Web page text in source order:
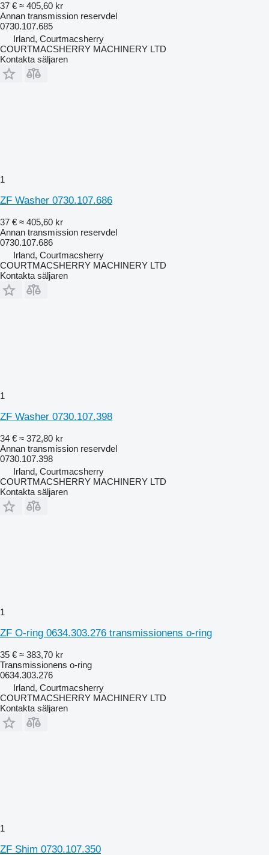
37 € ≈ 405,60 kr
Annan transmission reservdel
0730.107.685
Irland, Courtmacsherry
COURTMACSHERRY MACHINERY LTD
Kontakta säljaren
1
ZF Washer 0730.107.686
37 € ≈ 405,60 kr
Annan transmission reservdel
0730.107.686
Irland, Courtmacsherry
COURTMACSHERRY MACHINERY LTD
Kontakta säljaren
1
ZF Washer 0730.107.398
34 € ≈ 372,80 kr
Annan transmission reservdel
0730.107.398
Irland, Courtmacsherry
COURTMACSHERRY MACHINERY LTD
Kontakta säljaren
1
ZF O-ring 0634.303.276 transmissionens o-ring
35 € ≈ 383,70 kr
Transmissionens o-ring
0634.303.276
Irland, Courtmacsherry
COURTMACSHERRY MACHINERY LTD
Kontakta säljaren
1
ZF Shim 0730.107.350